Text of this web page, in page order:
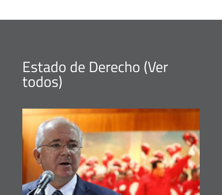
Estado de Derecho (Ver
todos)